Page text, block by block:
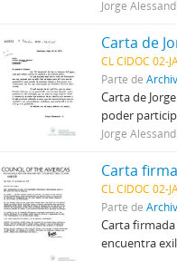
Jorge
Carta de
CL CIDOC 02-
Parte de
Carta de
poder
Jorge
Carta
CL CIDOC 02-
Parte de
Carta firmada
encuentra